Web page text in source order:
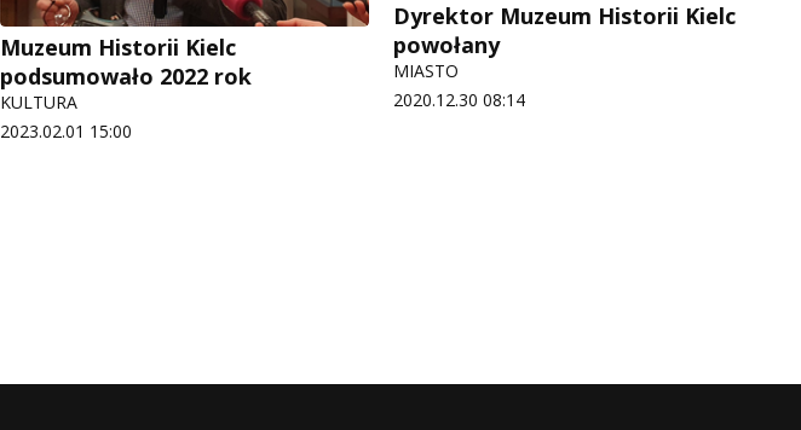
Muzeum Historii Kielc
podsumowało 2022 rok
KULTURA
2023.02.01 15:00
Dyrektor Muzeum Historii Kielc
powołany
MIASTO
2020.12.30 08:14